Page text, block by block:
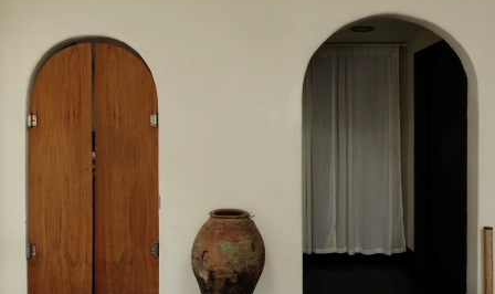
YUZU HEADS
ユズ ヘッズ
SHISO FUTURE
シソ フューチャー